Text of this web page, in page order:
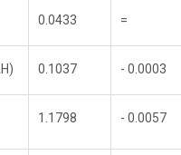
0.0433 =
0.1037 - 0.0003
1.1798 - 0.0057